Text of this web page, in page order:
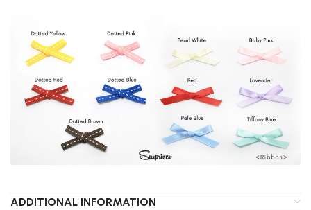
ADDITIONAL INFORMATION